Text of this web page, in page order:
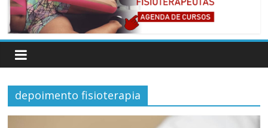
depoimento fisioterapia